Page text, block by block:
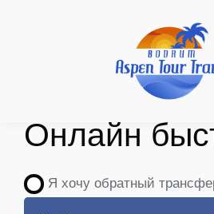
Онлайн
Я хочу обратный